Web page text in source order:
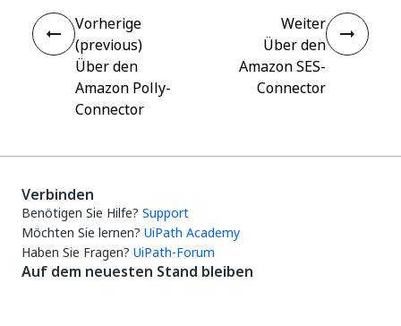
Vorherige
(previous)
Über den
Amazon Polly-
Connector
Weiter
Über den
Amazon SES-
Connector
Verbinden
Benötigen Sie Hilfe? Support
Möchten Sie lernen? UiPath Academy
Haben Sie Fragen? UiPath-Forum
Auf dem neuesten Stand bleiben